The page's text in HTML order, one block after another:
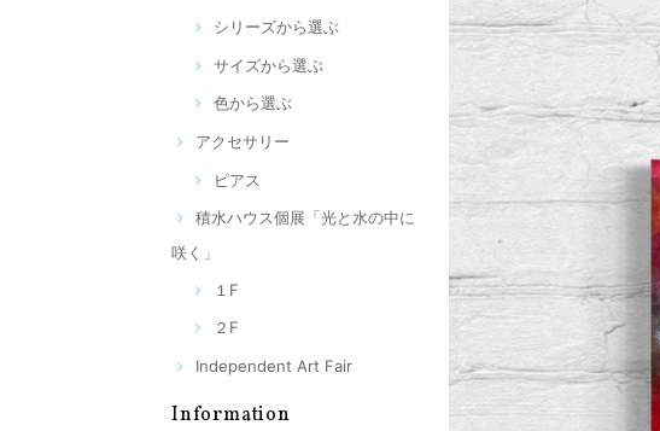
シリーズから選ぶ
サイズから選ぶ
色から選ぶ
アクセサリー
ピアス
積水ハウス個展「光と水の中に
咲く」
１F
２F
Independent Art Fair
Information